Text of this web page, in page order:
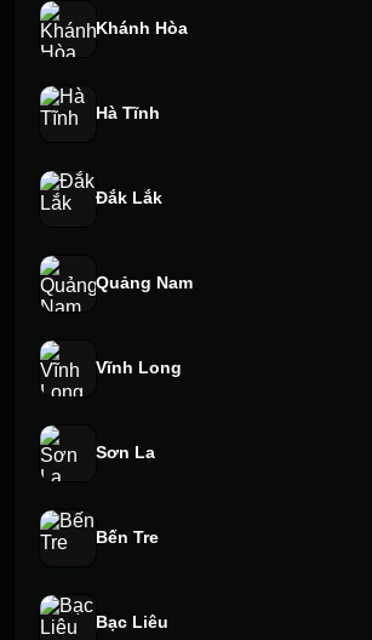
Khánh Hòa
Hà Tĩnh
Đắk Lắk
Quảng Nam
Vĩnh Long
Sơn La
Bến Tre
Bạc Liêu